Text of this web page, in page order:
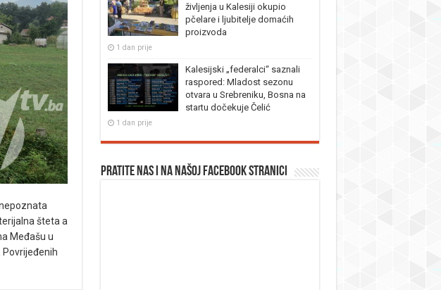
šteta a
Međašu u
Povrijeđenih
življenja u Kalesiji okupio
pčelare i ljubitelje domaćih
proizvoda
1 dan prije
Kalesijski „federalci“ saznali
raspored: Mladost sezonu
otvara u Srebreniku, Bosna na
startu dočekuje Čelić
1 dan prije
Pratite nas i na našoj facebook stranici